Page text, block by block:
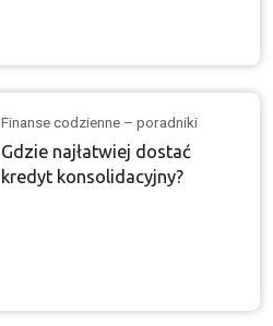
Finanse codzienne – poradniki
Gdzie najłatwiej dostać
kredyt konsolidacyjny?